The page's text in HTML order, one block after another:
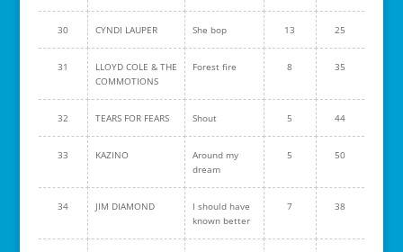
30 CYNDI LAUPER She bop 13 25
31
LLOYD COLE & THE
COMMOTIONS
Forest fire 8 35
32 TEARS FOR FEARS Shout 5 44
33 KAZINO
Around my
dream
5 50
34 JIM DIAMOND
I should have
known better
7 38